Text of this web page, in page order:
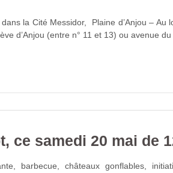
dans la Cité Messidor, Plaine d’Anjou – Au
d’Anjou (entre n° 11 et 13) ou avenue
ce samedi 20 mai de
barbecue, châteaux gonflables,